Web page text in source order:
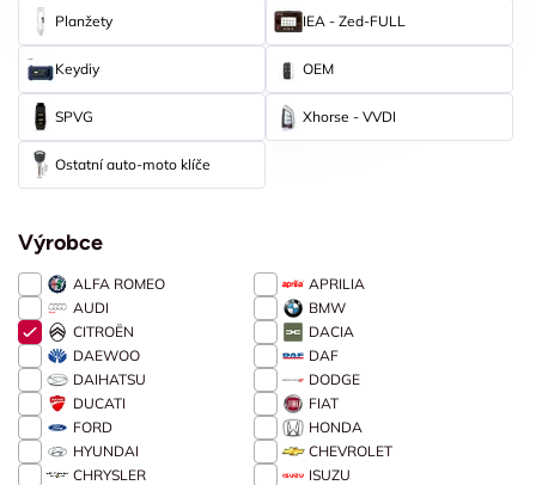
Planžety IEA - Zed-FULL
Keydiy OEM
SPVG Xhorse - VVDI
Ostatní auto-moto klíče
Výrobce
ALFA ROMEO
APRILIA
AUDI
BMW
CITROËN
DACIA
DAEWOO
DAF
DAIHATSU
DODGE
DUCATI
FIAT
FORD
HONDA
HYUNDAI
CHEVROLET
CHRYSLER
ISUZU